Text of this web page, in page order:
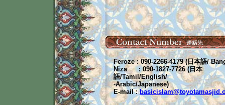
Feroze : 090-2266-4179 (日本語/
Niza
: 090-1827-7726 (日本
語/Tamil/English/
-Arabic/Japanese)
E-mail :